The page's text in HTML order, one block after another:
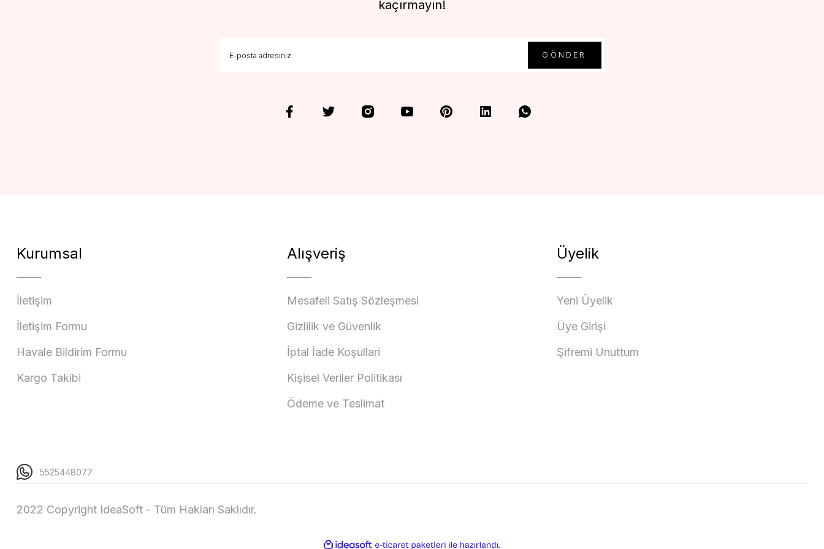
kaçırmayın!
GÖNDER
Kurumsal
İletişim
İletişim Formu
Havale Bildirim Formu
Kargo Takibi
Alışveriş
Mesafeli Satış Sözleşmesi
Gizlilik ve Güvenlik
İptal İade Koşullari
Kişisel Veriler Politikası
Ödeme ve Teslimat
Üyelik
Yeni Üyelik
Üye Girişi
Şifremi Unuttum
5525448077
2022 Copyright IdeaSoft - Tüm Hakları Saklıdır.
ideasoft e-